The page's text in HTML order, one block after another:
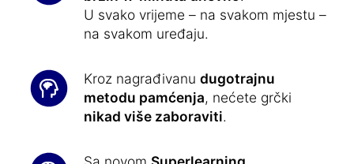
U svako vrijeme – na svakom mjestu –
na svakom uređaju.
Kroz nagrađivanu dugotrajnu
metodu pamćenja, nećete grčki
nikad više zaboraviti.